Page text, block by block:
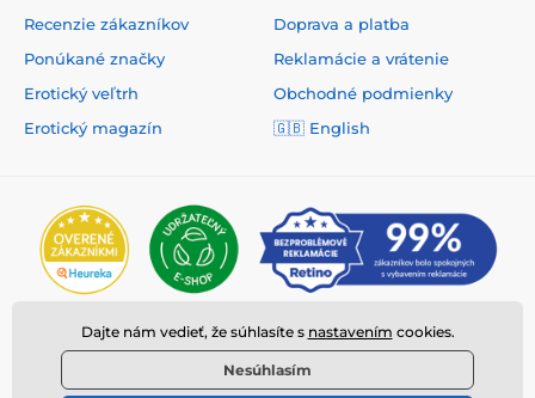
Recenzie zákazníkov
Ponúkané značky
Erotický veľtrh
Erotický magazín
Doprava a platba
Reklamácie a vrátenie
Obchodné podmienky
🇬🇧 English
Dajte nám vedieť, že súhlasíte s nastavením cookies.
Nesúhlasím